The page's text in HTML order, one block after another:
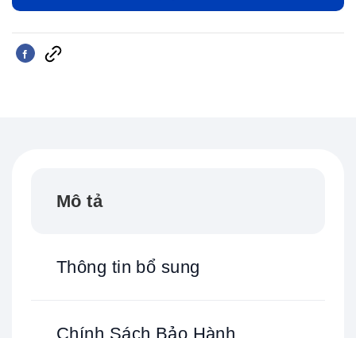
Mô tả
Thông tin bổ sung
Chính Sách Bảo Hành